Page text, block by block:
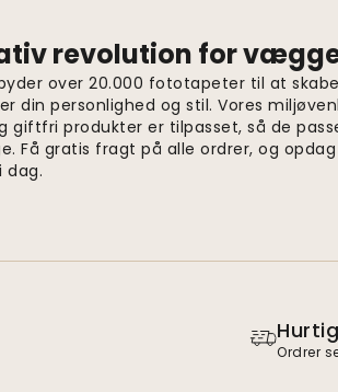
revolution for
over 20.000 fototapeter til at
din personlighed og stil. Vores
giftfri produkter er tilpasset, så de
Få gratis fragt på alle ordrer, og
dag.
Ordrer